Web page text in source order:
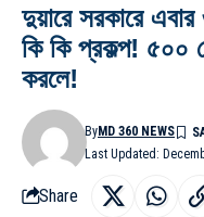
দুয়ারে সরকারে
কি কি প্রকল্প! ৫০০
করলে!
Last Updated:
ByMD 360 NEWS
Share